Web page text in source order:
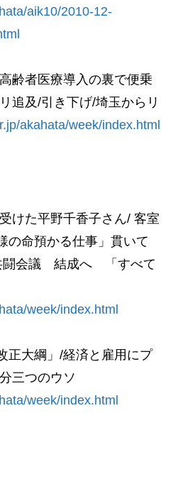
aik10/2010-12-
齢者医療導入の裏で便乗
追及/引き下げ/埼玉からリ
akahata/week/index.html
けた平野千香子さん/ 客室
命預かる仕事」貫いて
闘会議 結成へ 「すべて
week/index.html
正大綱」/経済と雇用にプ
三つのウソ
week/index.html